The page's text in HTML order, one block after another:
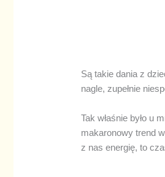
Są takie dania z
nagle, zupełnie
Tak właśnie było u
makaronowy trend
z nas energię, to